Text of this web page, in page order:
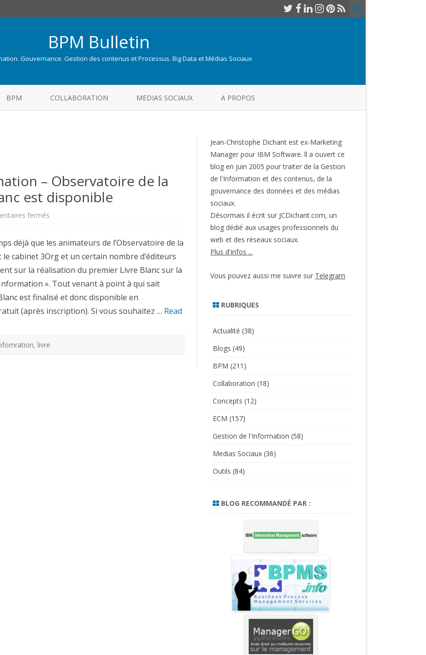
BPM Bulletin
Gouvernance. Gestion des contenus et Processus. Big Data et Médias Sociaux
to
BPM COLLABORATION MEDIAS SOCIAUX A PROPOS
– Observatoire de la
est disponible
fermés
–
Observatoire
de
la
Gouvernance
:
le
livre
blanc
est
disponible
déjà que les animateurs de l’Observatoire de la
cabinet 3Org et un certain nombre d’éditeurs
sur la réalisation du premier Livre Blanc sur la
». Tout venant à point à qui sait
est finalisé et donc disponible en
(après inscription). Si vous souhaitez … Read
, livre
Jean-Christophe Dichant est ex-Marketing
Manager pour IBM Software. ll a ouvert ce
blog en juin 2005 pour traiter de la Gestion
de l'Information et des contenus, de la
gouvernance des données et des médias
sociaux.
Désormais il écrit sur JCDichant.com, un
blog dédié aux usages professionnels du
web et des réseaux sociaux.
Plus d'infos ...
Vous pouvez aussi me suivre sur Telegram
RUBRIQUES
Actualité (38)
Blogs (49)
BPM (211)
Collaboration (18)
Concepts (12)
ECM (157)
Gestion de l'Information (58)
Medias Sociaux(36)
Outils (84)
BLOG RECOMMANDÉ PAR :